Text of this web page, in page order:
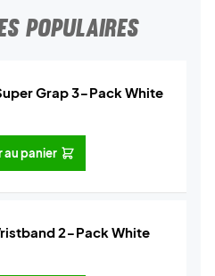
POPULAIRES
Grap 3-Pack White
au panier
2-Pack White